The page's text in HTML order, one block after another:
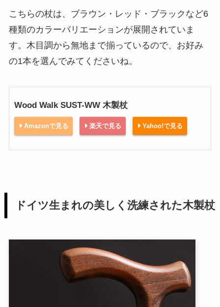
こちらの杖は、ブラウン・レッド・ブラックなど6
種類のカラーバリエーションが展開されていま
す。木目調から無地まで揃っているので、お好み
の1本を選んでみてくださいね。
Wood Walk SUST-WW 木製杖
Amazonで見る 楽天で見る Yahoo!で見る
ドイツ生まれの美しく洗練された木製杖